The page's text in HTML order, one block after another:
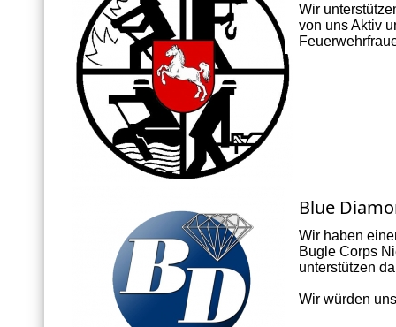
Wir
von uns Aktiv
Blue
Wir haben
Bugle Corps
unterstützen
Wir würden